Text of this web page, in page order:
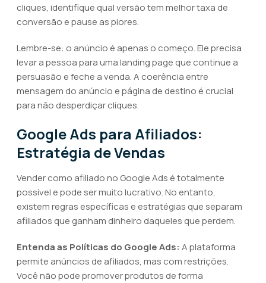
cliques, identifique qual versão tem melhor taxa de
conversão e pause as piores.
Lembre-se: o anúncio é apenas o começo. Ele precisa
levar a pessoa para uma landing page que continue a
persuasão e feche a venda. A coerência entre
mensagem do anúncio e página de destino é crucial
para não desperdiçar cliques.
Google Ads para Afiliados:
Estratégia de Vendas
Vender como afiliado no Google Ads é totalmente
possível e pode ser muito lucrativo. No entanto,
existem regras específicas e estratégias que separam
afiliados que ganham dinheiro daqueles que perdem.
Entenda as Políticas do Google Ads: A plataforma
permite anúncios de afiliados, mas com restrições.
Você não pode promover produtos de forma